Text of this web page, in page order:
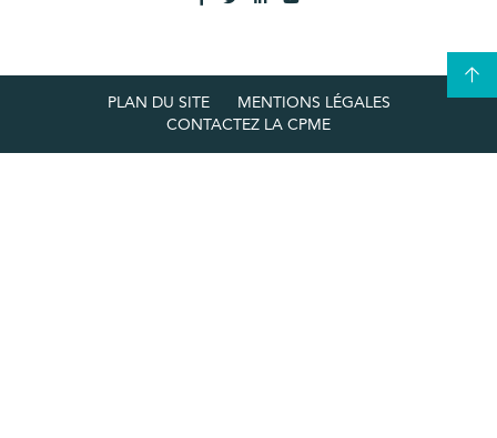
PLAN DU SITE
MENTIONS LÉGALES
CONTACTEZ LA CPME